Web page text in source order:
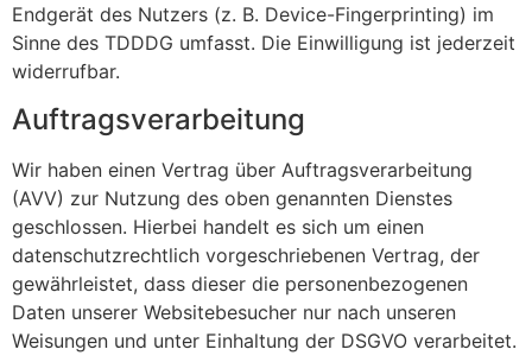
Endgerät des Nutzers (z. B. Device-Fingerprinting) im
Sinne des TDDDG umfasst. Die Einwilligung ist jederzeit
widerrufbar.
Auftragsverarbeitung
Wir haben einen Vertrag über Auftragsverarbeitung
(AVV) zur Nutzung des oben genannten Dienstes
geschlossen. Hierbei handelt es sich um einen
datenschutzrechtlich vorgeschriebenen Vertrag, der
gewährleistet, dass dieser die personenbezogenen
Daten unserer Websitebesucher nur nach unseren
Weisungen und unter Einhaltung der DSGVO verarbeitet.